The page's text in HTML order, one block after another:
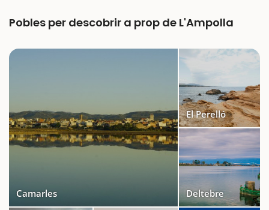
Pobles per descobrir a prop de L'Ampolla
Camarles
El Perelló
Deltebre